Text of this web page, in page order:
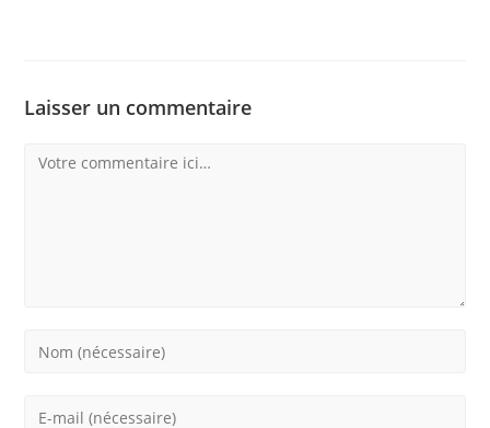
Laisser un commentaire
Comment
Enter
Enter